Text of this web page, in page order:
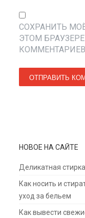
СОХРАНИТЬ
ЭТОМ
КОММЕНТАРИЕВ.
НОВОЕ НА САЙТЕ
Деликатная
Как носить и
уход за бельем
Как вывести